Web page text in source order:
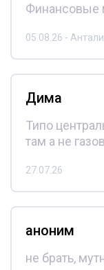
Финансовые
05.08.26 -
Дима
Типо
там а не
27.07.26
аноним
не брать,